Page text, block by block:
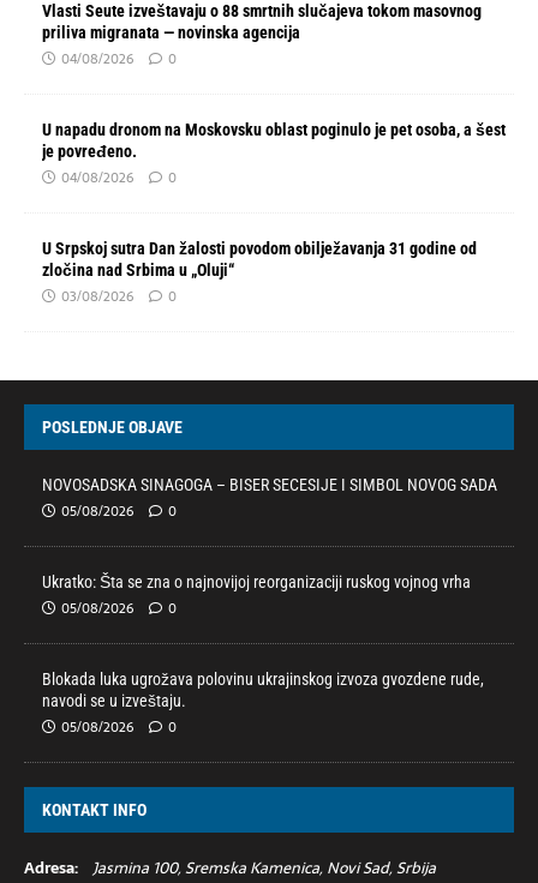
Vlasti Seute izveštavaju o 88 smrtnih slučajeva tokom masovnog
priliva migranata — novinska agencija
04/08/2026 0
U napadu dronom na Moskovsku oblast poginulo je pet osoba, a šest
je povređeno.
04/08/2026 0
U Srpskoj sutra Dan žalosti povodom obilježavanja 31 godine od
zločina nad Srbima u „Oluji“
03/08/2026 0
POSLEDNJE OBJAVE
NOVOSADSKA SINAGOGA – BISER SECESIJE I SIMBOL NOVOG SADA
05/08/2026 0
Ukratko: Šta se zna o najnovijoj reorganizaciji ruskog vojnog vrha
05/08/2026 0
Blokada luka ugrožava polovinu ukrajinskog izvoza gvozdene rude,
navodi se u izveštaju.
05/08/2026 0
KONTAKT INFO
Adresa: Jasmina 100, Sremska Kamenica, Novi Sad, Srbija